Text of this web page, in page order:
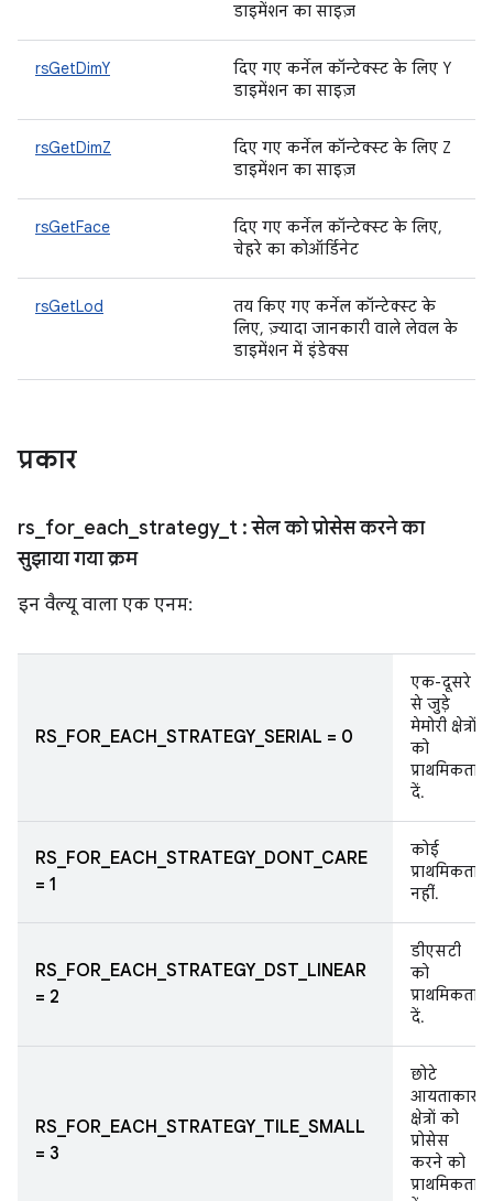
डाइमेंशन का साइज़
rsGetDimY
दिए गए कर्नेल कॉन्टेक्स्ट के लिए Y
डाइमेंशन का साइज़
rsGetDimZ
दिए गए कर्नेल कॉन्टेक्स्ट के लिए Z
डाइमेंशन का साइज़
rsGetFace
दिए गए कर्नेल कॉन्टेक्स्ट के लिए,
चेहरे का कोऑर्डिनेट
rsGetLod
तय किए गए कर्नेल कॉन्टेक्स्ट के
लिए, ज़्यादा जानकारी वाले लेवल के
डाइमेंशन में इंडेक्स
प्रकार
rs for_ each strategy_ t : सेल को प्रोसेस करने का
सुझाया गया क्रम
इन वैल्यू वाला एक एनम:
RS_FOR_EACH_STRATEGY_SERIAL = 0
एक-दूसरे
से जुड़े
मेमोरी क्षेत्रों
को
प्राथमिकता
दें.
RS_FOR_EACH_STRATEGY_DONT_CARE
= 1
कोई
प्राथमिकता
नहीं.
RS_FOR_EACH_STRATEGY_DST_LINEAR
= 2
डीएसटी
को
प्राथमिकता
दें.
RS_FOR_EACH_STRATEGY_TILE_SMALL
= 3
छोटे
आयताकार
क्षेत्रों को
प्रोसेस
करने को
प्राथमिकता